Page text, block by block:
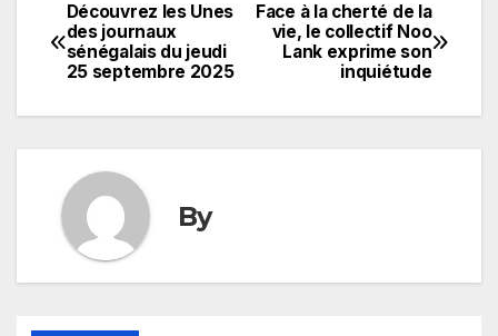
Navigation
de
l’article
Face à la cherté de la
vie, le collectif Noo
Lank exprime son
inquiétude
Découvrez les Unes
des journaux
sénégalais du jeudi
25 septembre 2025
By